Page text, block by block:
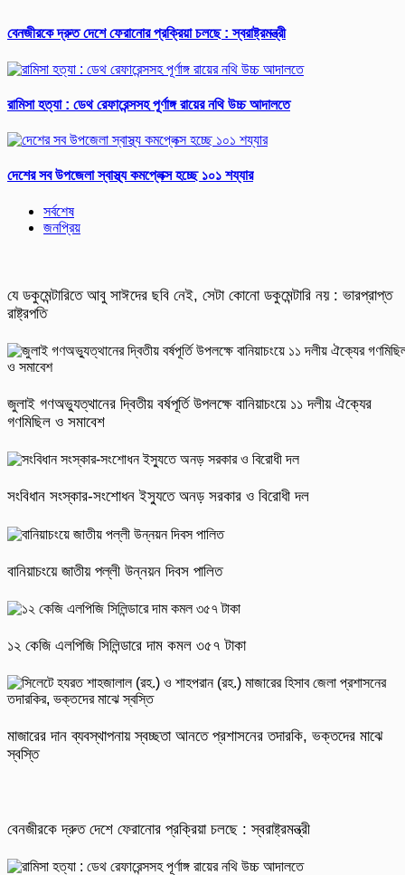
বেনজীরকে দ্রুত দেশে ফেরানোর প্রক্রিয়া চলছে : স্বরাষ্ট্রমন্ত্রী
রামিসা হত্যা : ডেথ রেফারেন্সসহ পূর্ণাঙ্গ রায়ের নথি উচ্চ আদালতে
দেশের সব উপজেলা স্বাস্থ্য কমপ্লেক্স হচ্ছে ১০১ শয্যার
সর্বশেষ
জনপ্রিয়
যে ডকুমেন্টারিতে আবু সাঈদের ছবি নেই, সেটা কোনো ডকুমেন্টারি নয় : ভারপ্রাপ্ত
রাষ্ট্রপতি
জুলাই গণঅভ্যুত্থানের দ্বিতীয় বর্ষপূর্তি উপলক্ষে বানিয়াচংয়ে ১১ দলীয় ঐক্যের
গণমিছিল ও সমাবেশ
সংবিধান সংস্কার-সংশোধন ইস্যুতে অনড় সরকার ও বিরোধী দল
বানিয়াচংয়ে জাতীয় পল্লী উন্নয়ন দিবস পালিত
১২ কেজি এলপিজি সিলিন্ডারে দাম কমল ৩৫৭ টাকা
মাজারের দান ব্যবস্থাপনায় স্বচ্ছতা আনতে প্রশাসনের তদারকি, ভক্তদের মাঝে
স্বস্তি
বেনজীরকে দ্রুত দেশে ফেরানোর প্রক্রিয়া চলছে : স্বরাষ্ট্রমন্ত্রী